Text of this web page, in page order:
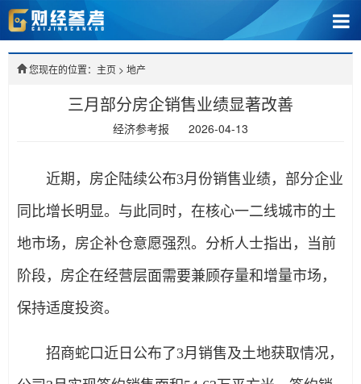
您现在的位置：主页 > 地产
三月部分房企销售业绩显著改善
经济参考报 2026-04-13
近期，房企陆续公布3月份销售业绩，部分企业
同比增长明显。与此同时，在核心一二线城市的土
地市场，房企补仓意愿强烈。分析人士指出，当前
阶段，房企在经营层面需要兼顾存量和增量市场，
保持适度投资。
招商蛇口近日公布了3月销售及土地获取情况，